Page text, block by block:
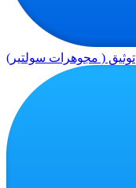
توثيق ( مجوهرات سولتير)